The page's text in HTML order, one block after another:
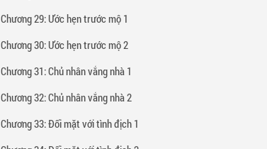
Chương 29: Ước hẹn trước mộ 1
Chương 30: Ước hẹn trước mộ 2
Chương 31: Chủ nhân vắng nhà 1
Chương 32: Chủ nhân vắng nhà 2
Chương 33: Đối mặt với tình địch 1